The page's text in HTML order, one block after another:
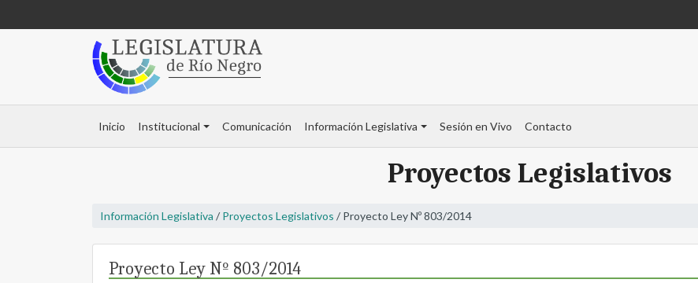
Inicio Institucional Comunicación Información Legislativa Sesión en Vivo Contacto
Proyectos Legislativos
Información Legislativa / Proyectos Legislativos / Proyecto Ley Nº 803/2014
Proyecto Ley Nº 803/2014